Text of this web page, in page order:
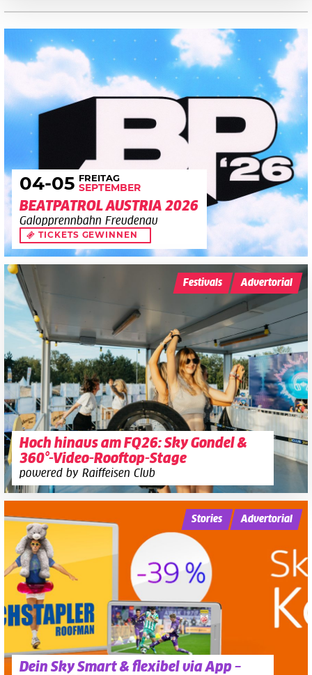
04-05 FREITAG
SEPTEMBER
BEATPATROL AUSTRIA 2026
Galopprennbahn Freudenau
TICKETS GEWINNEN
Hoch hinaus am FQ26: Sky Gondel &
360°-Video-Rooftop-Stage
powered by Raiffeisen Club
Festivals Advertorial
Dein Sky Smart & flexibel via App –
Stories Advertorial